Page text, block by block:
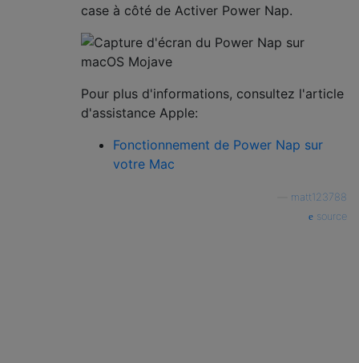
case à côté de Activer Power Nap.
Pour plus d'informations, consultez l'article
d'assistance Apple:
Fonctionnement de Power Nap sur
votre Mac
matt123788
source